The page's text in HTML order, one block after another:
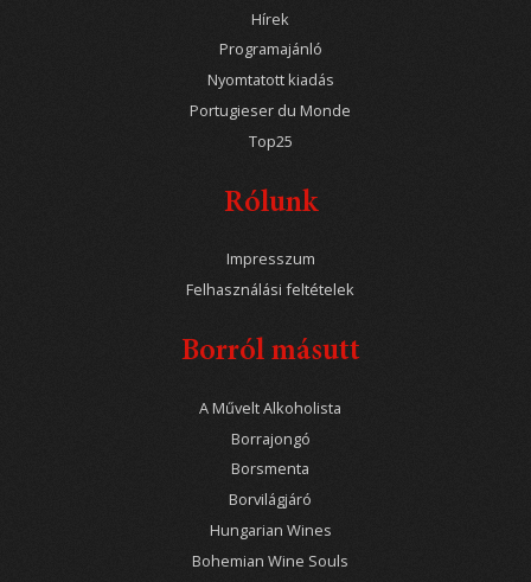
Hírek
Programajánló
Nyomtatott kiadás
Portugieser du Monde
Top25
Rólunk
Impresszum
Felhasználási feltételek
Borról másutt
A Művelt Alkoholista
Borrajongó
Borsmenta
Borvilágjáró
Hungarian Wines
Bohemian Wine Souls